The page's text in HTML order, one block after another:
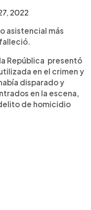
2022
asistencial más
República presentó
en el crimen y
disparado y
en la escena,
de homicidio